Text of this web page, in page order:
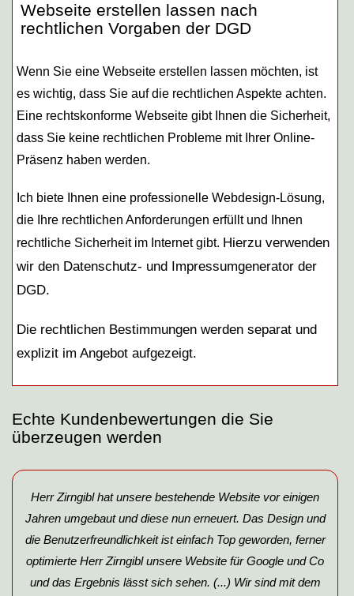
Webseite erstellen lassen nach
rechtlichen Vorgaben der DGD
Wenn Sie eine Webseite erstellen lassen möchten, ist
es wichtig, dass Sie auf die rechtlichen Aspekte achten.
Eine rechtskonforme Webseite gibt Ihnen die Sicherheit,
dass Sie keine rechtlichen Probleme mit Ihrer Online-
Präsenz haben werden.
Ich biete Ihnen eine professionelle Webdesign-Lösung,
die Ihre rechtlichen Anforderungen erfüllt und Ihnen
rechtliche Sicherheit im Internet gibt. Hierzu verwenden
wir den Datenschutz- und Impressumgenerator der
DGD.
Die rechtlichen Bestimmungen werden separat und
explizit im Angebot aufgezeigt.
Echte Kundenbewertungen die Sie
überzeugen werden
Herr Zirngibl hat unsere bestehende Website vor einigen
Jahren umgebaut und diese nun erneuert. Das Design und
die Benutzerfreundlichkeit ist einfach Top geworden, ferner
optimierte Herr Zirngibl unsere Website für Google und Co
und das Ergebnis lässt sich sehen. (...) Wir sind mit dem